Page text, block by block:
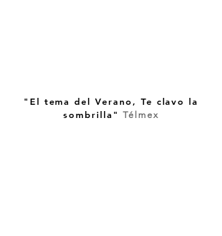
"El tema del Verano, Te clavo la
sombrilla" Télmex